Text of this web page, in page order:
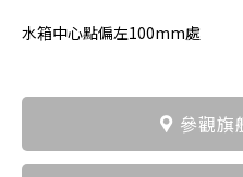
水箱中心點偏左100mm處
參觀旗